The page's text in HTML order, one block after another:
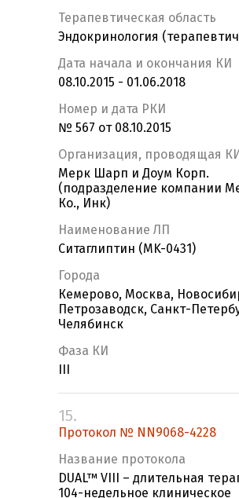
Терапевтическая область
Эндокринология
Дата начала и окончания КИ
08.10.2015 - 01.06.2018
Номер и дата РКИ
№ 567 от 08.10.2015
Организация, проводящая КИ
Мерк Шарп и Доум Корп.
(подразделение компании
Ко., Инк)
Наименование ЛП
Ситаглиптин (MK-0431)
Города
Кемерово, Москва,
Петрозаводск, Санкт-
Челябинск
Фаза КИ
15.
Протокол № NN9068-4228
Название протокола
DUAL™ VIII – длительная
104-недельное клиническое